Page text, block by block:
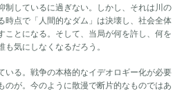
制しているに過ぎない。しかし、それは川の
時点で「人間的なダム」は決壊し、社会全体
ことになる。そして、当局が何を許し、何を
気にしなくなるだろう。
いる。戦争の本格的なイデオロギー化が必要
のが。今のように散漫で断片的なものではあ